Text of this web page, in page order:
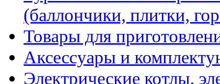
(баллончики, плитки,
Товары для
Аксессуары и
Электрические котлы,